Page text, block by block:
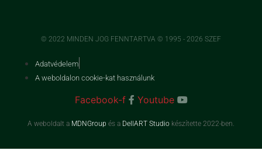
© 2022 MINDEN JOG FENNTARTVA © 1995 - 2026 SZEF
Adatvédelem
A weboldalon cookie-kat használunk
Facebook-f Youtube
A weboldalt a MDNGroup és a DellART Studio készítette 2022-ben.